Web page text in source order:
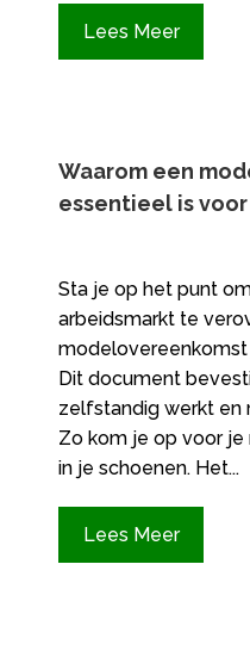
Lees Meer
Waarom een
essentieel is
Sta je op het punt
arbeidsmarkt te
Dit document
zelfstandig werkt en
Zo kom je op voor
in je schoenen. Het...
Lees Meer